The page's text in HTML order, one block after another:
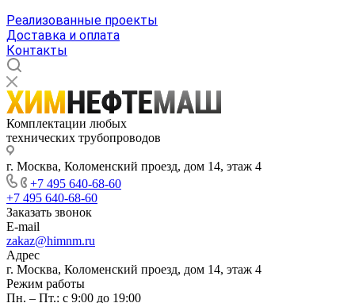
Реализованные проекты
Доставка и оплата
Контакты
Комплектации любых
технических трубопроводов
г. Москва, Коломенский проезд, дом 14, этаж 4
+7 495 640-68-60
+7 495 640-68-60
Заказать звонок
E-mail
zakaz@himnm.ru
Адрес
г. Москва, Коломенский проезд, дом 14, этаж 4
Режим работы
Пн. – Пт.: с 9:00 до 19:00